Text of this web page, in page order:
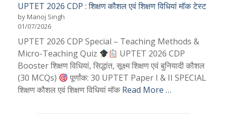
UPTET 2026 CDP : शिक्षण कौशल एवं शिक्षण विधियां मॉक टेस्ट
by Manoj Singh
01/07/2026
UPTET 2026 CDP Special – Teaching Methods &
Micro-Teaching Quiz
UPTET 2026 CDP
Booster शिक्षण विधियां, सिद्धांत, सूक्ष्म शिक्षण एवं बुनियादी कौशल
(30 MCQs)
पूर्णांक: 30 UPTET Paper I & II SPECIAL
शिक्षण कौशल एवं शिक्षण विधियां मॉक Read More …